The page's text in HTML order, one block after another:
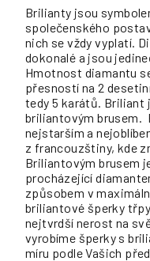
Brilianty jsou
společenského
nich se vždy vyplatí.
dokonalé a jsou
Hmotnost diamantu
přesností na 2
tedy 5 karátů. Briliant
briliantovým brusem.
nejstarším a
z francouzštiny, kde
Briliantovým brusem
procházející
způsobem v
briliantové šperky
nejtvrdší nerost na
vyrobíme šperky s
míru podle Vašich